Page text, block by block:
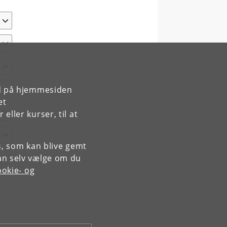
hjemmesiden
eller kurser, til at
som kan blive gemt
selv vælge om du
og